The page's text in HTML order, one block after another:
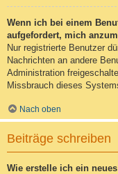
Wenn ich bei einem
aufgefordert, mich
Nur registrierte Benutzer
Nachrichten an andere
Administration
Missbrauch dieses
Nach oben
Beiträge schreiben
Wie erstelle ich ein